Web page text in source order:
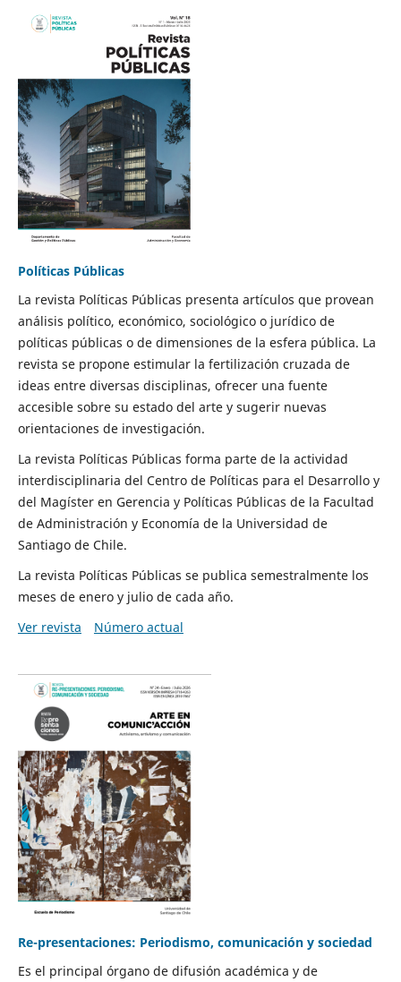
Políticas Públicas
La revista Políticas Públicas presenta artículos que provean
análisis político, económico, sociológico o jurídico de
políticas públicas o de dimensiones de la esfera pública. La
revista se propone estimular la fertilización cruzada de
ideas entre diversas disciplinas, ofrecer una fuente
accesible sobre su estado del arte y sugerir nuevas
orientaciones de investigación.
La revista Políticas Públicas forma parte de la actividad
interdisciplinaria del Centro de Políticas para el Desarrollo y
del Magíster en Gerencia y Políticas Públicas de la Facultad
de Administración y Economía de la Universidad de
Santiago de Chile.
La revista Políticas Públicas se publica semestralmente los
meses de enero y julio de cada año.
Ver revista
Número actual
Re-presentaciones: Periodismo, comunicación y sociedad
Es el principal órgano de difusión académica y de